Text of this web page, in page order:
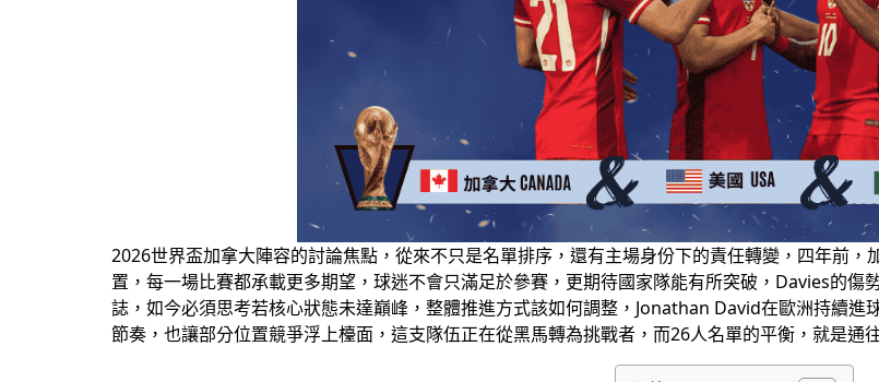
2026世界盃加拿大陣容的討論焦點，從來不只是名單排序，還有主場身份下的責任轉變，四年前
置，每一場比賽都承載更多期望，球迷不會只滿足於參賽，更期待國家隊能有所突破，Davies的
誌，如今必須思考若核心狀態未達巔峰，整體推進方式該如何調整，Jonathan David在歐洲持續
節奏，也讓部分位置競爭浮上檯面，這支隊伍正在從黑馬轉為挑戰者，而26人名單的平衡，就是通